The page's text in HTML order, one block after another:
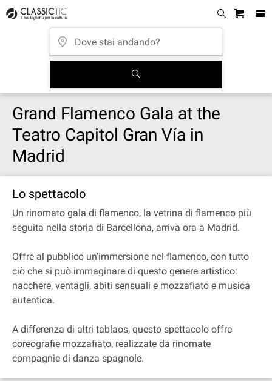
Grand Flamenco Gala at the
Teatro Capitol Gran Vía in
Madrid
Lo spettacolo
Un rinomato gala di flamenco, la vetrina di flamenco più
seguita nella storia di Barcellona, arriva ora a Madrid.
Offre al pubblico un'immersione nel flamenco, con tutto
ciò che si può immaginare di questo genere artistico:
nacchere, ventagli, abiti sensuali e mozzafiato e musica
autentica.
A differenza di altri tablaos, questo spettacolo offre
coreografie mozzafiato, realizzate da rinomate
compagnie di danza spagnole.